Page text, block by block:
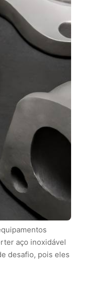
aço inoxidável
desafio, pois eles